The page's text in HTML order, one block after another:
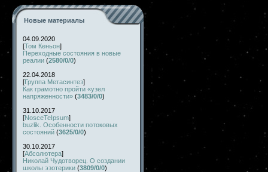
Новые материалы
04.09.2020
[Том Кеньон]
Переходные состояния в новые
реалии (2580/0/0)
22.04.2018
[Группа Метасинтез]
Как грамотно пройти «узел
напряженности» (3483/0/0)
31.10.2017
[NosceTeIpsum]
buzlik. Особенности потоковых
состояний (3625/0/0)
30.10.2017
[Абсолютера]
Николай Чудотворец. О создании
школы эзотерики (3809/0/0)